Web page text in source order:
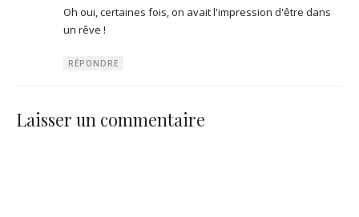
Oh oui, certaines fois, on avait l'impression d'être dans
un rêve !
RÉPONDRE
Laisser un commentaire